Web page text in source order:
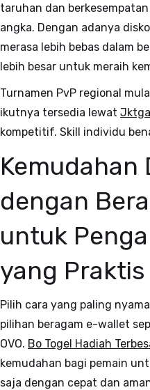
taruhan dan
angka. Dengan adanya
merasa lebih bebas dalam
lebih besar untuk meraih
Turnamen PvP regional
ikutnya tersedia lewat
kompetitif. Skill individu
Kemudahan
dengan
untuk
yang Praktis
Pilih cara yang paling
pilihan beragam e-wallet
OVO. Bo Togel Hadiah
kemudahan bagi pemain
saja dengan cepat dan